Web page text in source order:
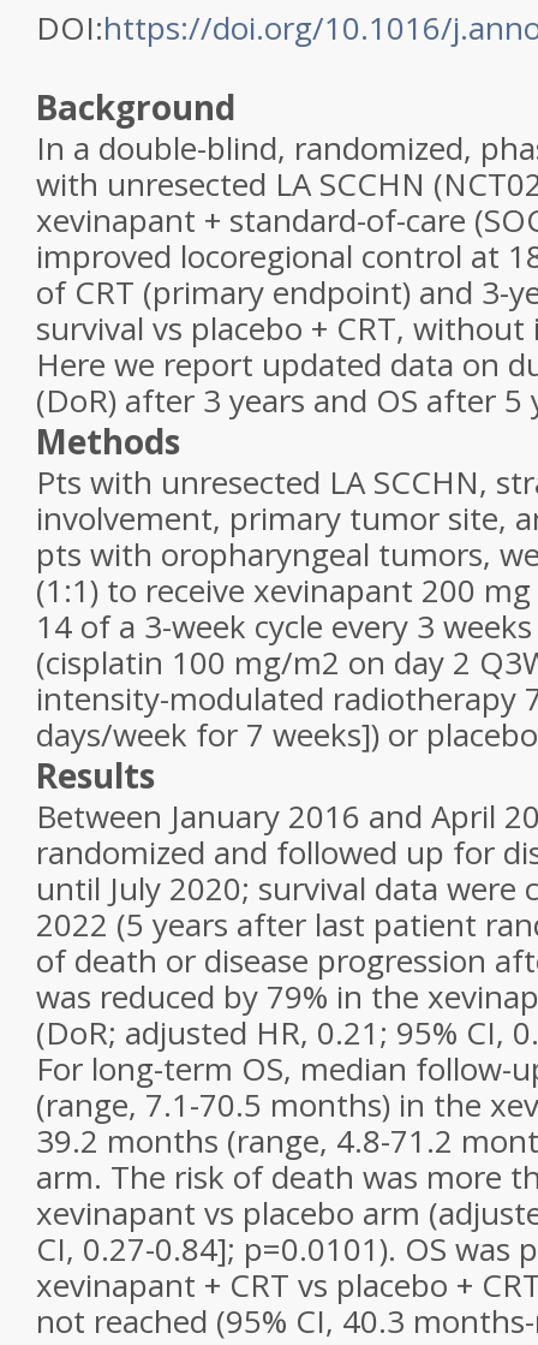
DOI:https://doi.org/10.1016/
Background
In a double-blind, randomized,
with unresected LA SCCHN
xevinapant + standard-of-care
improved locoregional control at
of CRT (primary endpoint) and 3-
survival vs placebo + CRT,
Here we report updated data on
(DoR) after 3 years and OS after 5
Methods
Pts with unresected LA SCCHN,
involvement, primary tumor site,
pts with oropharyngeal tumors,
(1:1) to receive xevinapant 200
14 of a 3-week cycle every 3
(cisplatin 100 mg/m2 on day 2
intensity-modulated radiotherapy
days/week for 7 weeks]) or
Results
Between January 2016 and April
randomized and followed up for
until July 2020; survival data were
2022 (5 years after last patient
of death or disease progression
was reduced by 79% in the
(DoR; adjusted HR, 0.21; 95% CI,
For long-term OS, median follow-
(range, 7.1-70.5 months) in the
39.2 months (range, 4.8-71.2
arm. The risk of death was more
xevinapant vs placebo arm
CI, 0.27-0.84]; p=0.0101). OS was
xevinapant + CRT vs placebo +
not reached (95% CI, 40.3